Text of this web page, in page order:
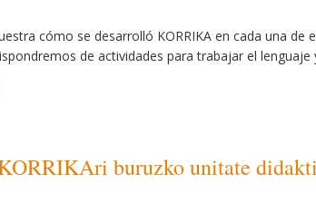
cómo se desarrolló KORRIKA en cada una
de actividades para trabajar el lenguaje
buruzko unitate